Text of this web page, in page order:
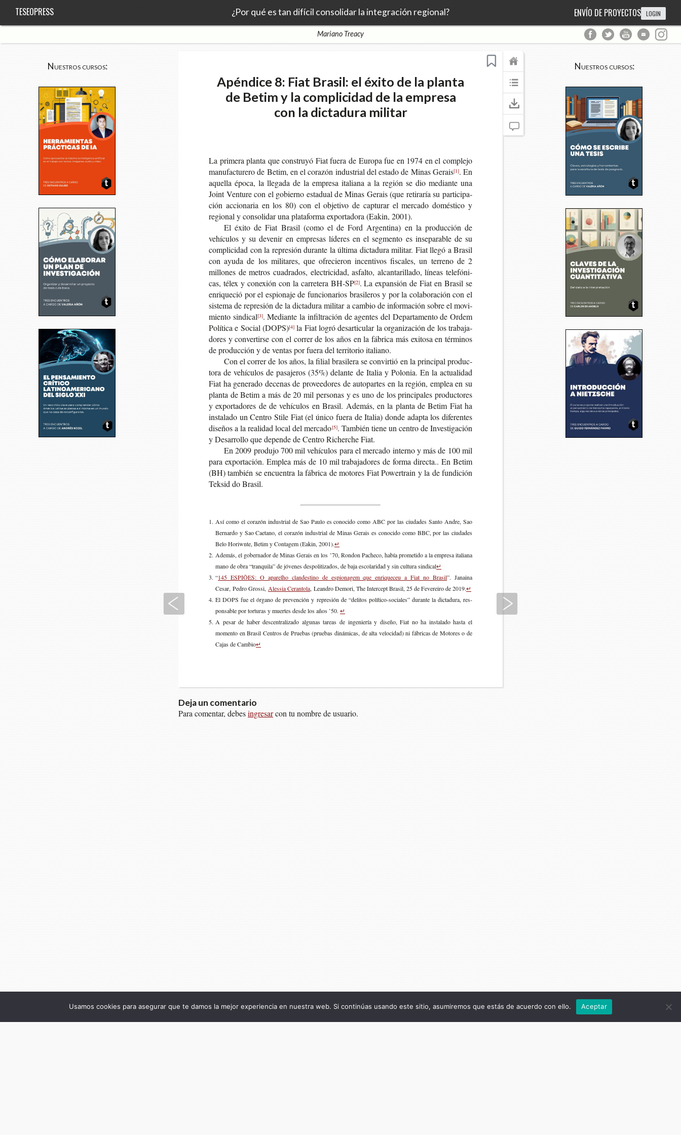
¿Por qué es tan difícil consolidar la integración regional?
TESEOPRESS ENVÍO DE PROYECTOS LOGIN
Mariano Treacy
Nuestros cursos: Nuestros cursos:
Apéndice 8: Fiat Brasil: el éxito de la planta
de Betim y la complicidad de la empresa
con la dictadura militar
Anterior
La pri­me­ra plan­ta que cons­tru­yó Fiat fuera de Euro­pa fue en 1974 en el com­ple­jo
manu­fac­tu­re­ro de Betim, en el cora­zón indus­trial del esta­do de Minas Gerais[1]. En
aque­lla época, la lle­ga­da de la empre­sa ita­lia­na a la región se dio median­te una
Joint Ven­tu­re con el gobierno esta­dual de Minas Gerais (que reti­ra­ría su par­ti­ci­pa­
ción accio­na­ria en los 80) con el obje­ti­vo de cap­tu­rar el mer­ca­do domés­ti­co y
regio­nal y con­so­li­dar una pla­ta­for­ma expor­ta­do­ra (Eakin, 2001).
El éxito de Fiat Bra­sil (como el de Ford Argen­ti­na) en la pro­duc­ción de
vehícu­los y su deve­nir en empre­sas líde­res en el seg­men­to es inse­pa­ra­ble de su
com­pli­ci­dad con la repre­sión duran­te la últi­ma dic­ta­du­ra mili­tar. Fiat llegó a Bra­sil
con ayuda de los mili­ta­res, que ofre­cie­ron incen­ti­vos fis­ca­les, un terreno de 2
millo­nes de metros cua­dra­dos, elec­tri­ci­dad, asfal­to, alcan­ta­ri­lla­do, líneas tele­fó­ni­
cas, télex y cone­xión con la carre­te­ra BH-SP[2]. La expan­sión de Fiat en Bra­sil se
enri­que­ció por el espio­na­je de fun­cio­na­rios bra­si­le­ros y por la cola­bo­ra­ción con el
sis­te­ma de repre­sión de la dic­ta­du­ra mili­tar a cam­bio de infor­ma­ción sobre el movi­
mien­to sindical[3]. Median­te la infil­tra­ción de agen­tes del Depar­ta­men­to de Ordem
Polí­ti­ca e Social (DOPS)[4] la Fiat logró des­ar­ti­cu­lar la orga­ni­za­ción de los tra­ba­ja­
do­res y con­ver­tir­se con el correr de los años en la fábri­ca más exi­to­sa en tér­mi­nos
de pro­duc­ción y de ven­tas por fuera del terri­to­rio italiano.
Con el correr de los años, la filial bra­si­le­ra se con­vir­tió en la prin­ci­pal pro­duc­
to­ra de vehícu­los de pasa­je­ros (35%) delan­te de Ita­lia y Polo­nia. En la actua­li­dad
Fiat ha gene­ra­do dece­nas de pro­vee­do­res de auto­par­tes en la región, emplea en su
plan­ta de Betim a más de 20 mil per­so­nas y es uno de los prin­ci­pa­les pro­duc­to­res
y expor­ta­do­res de de vehícu­los en Bra­sil. Ade­más, en la plan­ta de Betim Fiat ha
ins­ta­la­do un Cen­tro Stile Fiat (el único fuera de Ita­lia) donde adap­ta los dife­ren­tes
dise­ños a la reali­dad local del mercado[5]. Tam­bién tiene un cen­tro de Inves­ti­ga­ción
y Desa­rro­llo que depen­de de Cen­tro Richer­che Fiat.
En 2009 pro­du­jo 700 mil vehícu­los para el mer­ca­do interno y más de 100 mil
para expor­ta­ción. Emplea más de 10 mil tra­ba­ja­do­res de forma direc­ta.. En Betim
(BH) tam­bién se encuen­tra la fábri­ca de moto­res Fiat Power­train y la de fun­di­ción
Tek­sid do Brasil.
Así como el cora­zón indus­trial de Sao Paulo es cono­ci­do como ABC por las ciu­da­des Santo Andre, Sao
Ber­nar­do y Sao Cae­tano, el cora­zón indus­trial de Minas Gerais es cono­ci­do como BBC, por las ciu­da­des
Belo Horiwn­te, Betim y Con­ta­gem (Eakin, 2001).↵
Ade­más, el gober­na­dor de Minas Gerais en los ’70, Ron­don Pache­co, había pro­me­ti­do a la empre­sa ita­lia­na
mano de obra “tran­qui­la” de jóve­nes des­po­li­ti­za­dos, de baja esco­la­ri­dad y sin cul­tu­ra sindical↵
“145 ESPIÕES: O apa­rel­ho clan­des­tino de espio­na­gem que enri­que­ceu a Fiat no Brasil”. Janai­na
Cesar, Pedro Grossi, Ales­sia Cerantola, Lean­dro Demo­ri, The Inter­cept Bra­sil, 25 de Feve­rei­ro de 2019.↵
El DOPS fue el órgano de pre­ven­ción y repre­sión de “deli­tos político-​sociales” duran­te la dic­ta­du­ra, res­
pon­sa­ble por tor­tu­ras y muer­tes desde los años ’50. ↵
A pesar de haber des­cen­tra­li­za­do algu­nas tareas de inge­nie­ría y dise­ño, Fiat no ha ins­ta­la­do hasta el
momen­to en Bra­sil Cen­tros de Prue­bas (prue­bas diná­mi­cas, de alta velo­ci­dad) ni fábri­cas de Moto­res o de
Cajas de Cambio↵
Deja un comentario
Para comentar, debesingresarcon tu nombre de usuario.
Usamos cookies para asegurar que te damos la mejor experiencia en nuestra web. Si continúas usando este sitio, asumiremos que estás de acuerdo con ello. Aceptar